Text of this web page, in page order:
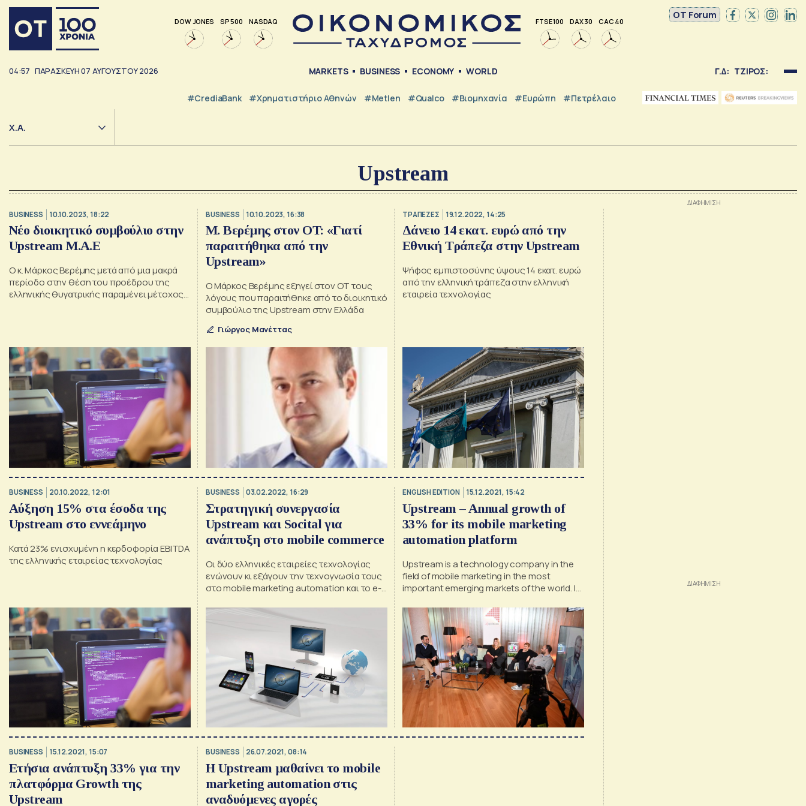
DOW JONES SP 500 NASDAQ FTSE 100 DAX 30 CAC 40
OT Forum
04:57 ΠΑΡΑΣΚΕΥΗ07 ΑΥΓΟΥΣΤΟΥ2026 MARKETS BUSINESS ECONOMY WORLD Γ.Δ: ΤΖΙΡΟΣ:
#CrediaBank #Χρηματιστήριο Αθηνών #metlen #Qualco #Βιομηχανία #Ευρώπη #Πετρέλαιο
Χ.Α.
Upstream
BUSINESS 10.10.2023, 18:22
Νέο διοικητικό συμβούλιο στην
Upstream M.A.E
Ο κ. Μάρκος Βερέμης μετά από μια μακρά
περίοδο στην θέση του προέδρου της
ελληνικής θυγατρικής παραμένει μέτοχος
BUSINESS 10.10.2023, 16:38
M. Βερέμης στον OT: «Γιατί
παραιτήθηκα από την
Upstream»
Ο Μάρκος Βερέμης εξηγεί στον ΟΤ τους
λόγους που παραιτήθηκε από το διοικητικό
συμβούλιο της Upstream στην Ελλάδα
Γιώργος Μανέττας
ΤΡΑΠΕΖΕΣ 19.12.2022, 14:25
Δάνειο 14 εκατ. ευρώ από την
Εθνική Τράπεζα στην Upstream
Ψήφος εμπιστοσύνης ύψους 14 εκατ. ευρώ
από την ελληνική τράπεζα στην ελληνική
εταιρεία τεχνολογίας
BUSINESS 20.10.2022, 12:01
Αύξηση 15% στα έσοδα της
Upstream στο εννεάμηνο
Κατά 23% ενισχυμένη η κερδοφορία EBITDA
της ελληνικής εταιρείας τεχνολογίας
BUSINESS 03.02.2022, 16:29
Στρατηγική συνεργασία
Upstream και Socital για
ανάπτυξη στο mobile commerce
Οι δύο ελληνικές εταιρείες τεχνολογίας
ενώνουν κι εξάγουν την τεχνογνωσία τους
στο mobile marketing automation και το e-
ENGLISH EDITION 15.12.2021, 15:42
Upstream – Annual growth of
33% for its mobile marketing
automation platform
Upstream is a technology company in the
field of mobile marketing in the most
important emerging markets of the world. Its
more than 45 countries around the world
BUSINESS 15.12.2021, 15:07
Ετήσια ανάπτυξη 33% για την
πλατφόρμα Growth της
Upstream
BUSINESS 26.07.2021, 08:14
Η Upstream μαθαίνει το mobile
marketing automation στις
αναδυόμενες αγορές